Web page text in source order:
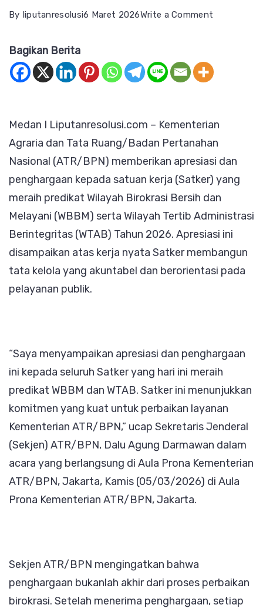
By liputanresolusi6 Maret 2026Write a Comment
dalam
Satker
ATR/BPN
Meraih
1
Predikat
WBBM
dan
31
Bagikan Berita
Medan I Liputanresolusi.com – Kementerian
Agraria dan Tata Ruang/Badan Pertanahan
Nasional (ATR/BPN) memberikan apresiasi dan
penghargaan kepada satuan kerja (Satker) yang
meraih predikat Wilayah Birokrasi Bersih dan
Melayani (WBBM) serta Wilayah Tertib Administrasi
Berintegritas (WTAB) Tahun 2026. Apresiasi ini
disampaikan atas kerja nyata Satker membangun
tata kelola yang akuntabel dan berorientasi pada
pelayanan publik.
“Saya menyampaikan apresiasi dan penghargaan
ini kepada seluruh Satker yang hari ini meraih
predikat WBBM dan WTAB. Satker ini menunjukkan
komitmen yang kuat untuk perbaikan layanan
Kementerian ATR/BPN,” ucap Sekretaris Jenderal
(Sekjen) ATR/BPN, Dalu Agung Darmawan dalam
acara yang berlangsung di Aula Prona Kementerian
ATR/BPN, Jakarta, Kamis (05/03/2026) di Aula
Prona Kementerian ATR/BPN, Jakarta.
Sekjen ATR/BPN mengingatkan bahwa
penghargaan bukanlah akhir dari proses perbaikan
birokrasi. Setelah menerima penghargaan, setiap